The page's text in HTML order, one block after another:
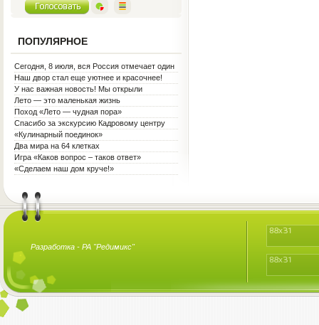
ПОПУЛЯРНОЕ
Сегодня, 8 июля, вся Россия отмечает один
из самых светлых праздников — День
семьи, любви и верности!
Наш двор стал еще уютнее и красочнее!
У нас важная новость! Мы открыли
Социальную гостиную.
Лето — это маленькая жизнь
Поход «Лето — чудная пора»
Спасибо за экскурсию Кадровому центру
«Кулинарный поединок»
Два мира на 64 клетках
Игра «Каков вопрос – таков ответ»
«Сделаем наш дом круче!»
Разработка - РА "Редимикс"